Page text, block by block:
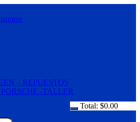
Total: $0.00